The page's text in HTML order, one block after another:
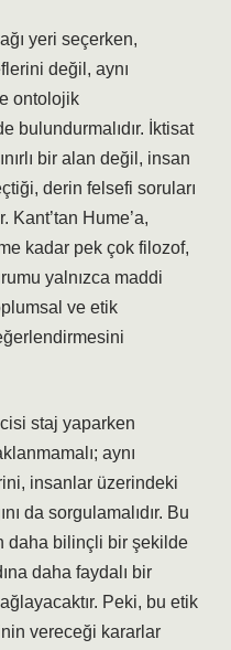
yeri seçerken,
değil, aynı
ontolojik
bulundurmalıdır. İktisat
bir alan değil, insan
derin felsefi soruları
Hume’a,
kadar pek çok filozof,
yalnızca maddi
ve etik
staj yaparken
aynı
insanlar üzerindeki
da sorgulamalıdır. Bu
daha bilinçli bir şekilde
daha faydalı bir
Peki, bu etik
vereceği kararlar